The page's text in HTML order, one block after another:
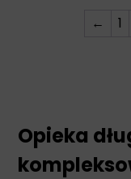
← 1
Opieka